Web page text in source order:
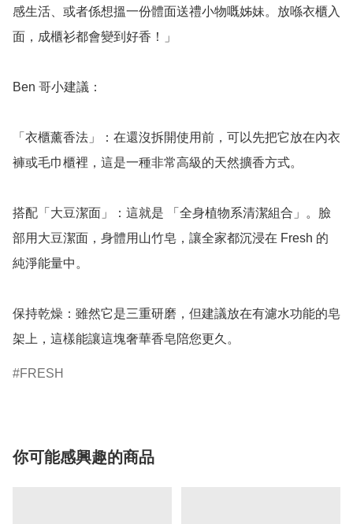
感生活、或者係想搵一份體面送禮小物嘅姊妹。放喺衣櫃入
面，成櫃衫都會變到好香！」
Ben 哥小建議：
「衣櫃薰香法」：在還沒拆開使用前，可以先把它放在內衣
褲或毛巾櫃裡，這是一種非常高級的天然擴香方式。
搭配「大豆潔面」：這就是 「全身植物系清潔組合」。臉
部用大豆潔面，身體用山竹皂，讓全家都沉浸在 Fresh 的
純淨能量中。
保持乾燥：雖然它是三重研磨，但建議放在有濾水功能的皂
架上，這樣能讓這塊奢華香皂陪您更久。
FRESH
你可能感興趣的商品